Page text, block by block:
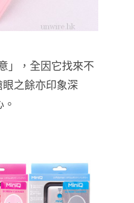
」，全因它找來不
之餘亦印象深